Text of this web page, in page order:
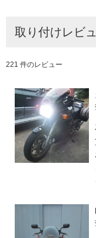
取り付けレビ
221 件のレビュー